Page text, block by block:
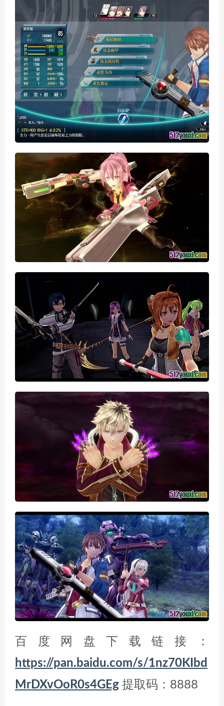
百度网盘下载链接：
https://pan.baidu.com/s/1nz70KIbd
MrDXvOoR0s4GEg 提取码：8888